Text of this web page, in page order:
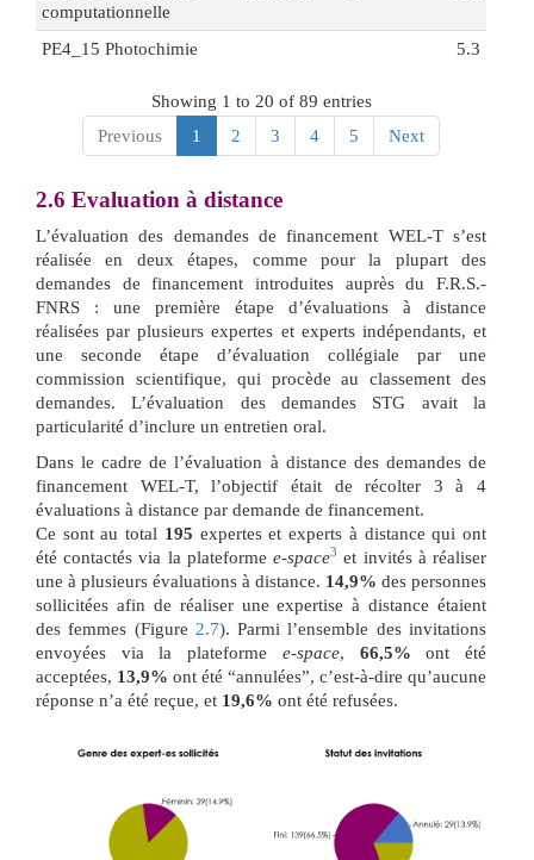
computationnelle
PE4_15 Photochimie 5.3
Showing 1 to 20 of 89 entries
Previous
1 2 3 4 5 Next
2.6 Evaluation à distance
L’évaluation des demandes de financement WEL-T s’est
réalisée en deux étapes, comme pour la plupart des
demandes de financement introduites auprès du F.R.S.-
FNRS : une première étape d’évaluations à distance
réalisées par plusieurs expertes et experts indépendants, et
une seconde étape d’évaluation collégiale par une
commission scientifique, qui procède au classement des
demandes. L’évaluation des demandes STG avait la
particularité d’inclure un entretien oral.
Dans le cadre de l’évaluation à distance des demandes de
financement WEL-T, l’objectif était de récolter 3 à 4
évaluations à distance par demande de financement.
Ce sont au total 195 expertes et experts à distance qui ont
été contactés via la plateformee-space3 et invités à réaliser
une à plusieurs évaluations à distance. 14,9% des personnes
sollicitées afin de réaliser une expertise à distance étaient
des femmes (Figure 2.7). Parmi l’ensemble des invitations
envoyées via la plateforme e-space, 66,5% ont été
acceptées, 13,9% ont été “annulées”, c’est-à-dire qu’aucune
réponse n’a été reçue, et 19,6% ont été refusées.